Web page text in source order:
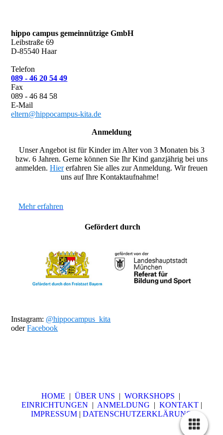
hippo campus gemeinnützige GmbH
Leibstraße 69
D-85540 Haar
Telefon
089 - 46 20 54 49
Fax
089 - 46 84 58
E-Mail
eltern@hippocampus-kita.de
Anmeldung
Unser Angebot ist für Kinder im Alter von 3 Monaten bis 3
bzw. 6 Jahren. Gerne können Sie Ihr Kind ganzjährig bei uns
anmelden. Hiererfahren Sie alles zur Anmeldung. Wir freuen
uns auf Ihre Kontaktaufnahme!
Mehr erfahren
Gefördert durch
Instagram: @hippocampus_kita
oderFacebook
HOME | ÜBER UNS | WORKSHOPS |
EINRICHTUNGEN | ANMELDUNG | KONTAKT|
IMPRESSUM | DATENSCHUTZERKLÄRUNG